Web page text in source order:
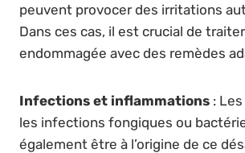
peuvent provocer des irritations
Dans ces cas, il est crucial de
endommagée avec des remèdes
Infections et inflammations :
les infections fongiques ou
également être à l’origine de ce